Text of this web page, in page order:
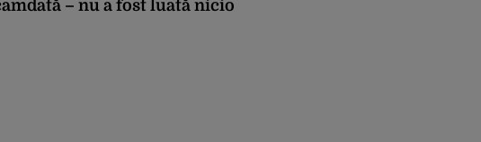
– nu a fost luată nicio